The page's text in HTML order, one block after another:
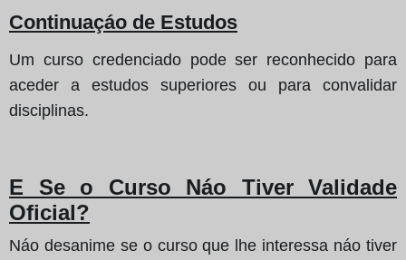
Continuaçáo de Estudos
Um curso credenciado pode ser reconhecido para
aceder a estudos superiores ou para convalidar
disciplinas.
E Se o Curso Náo Tiver Validade
Oficial?
Náo desanime se o curso que lhe interessa náo tiver